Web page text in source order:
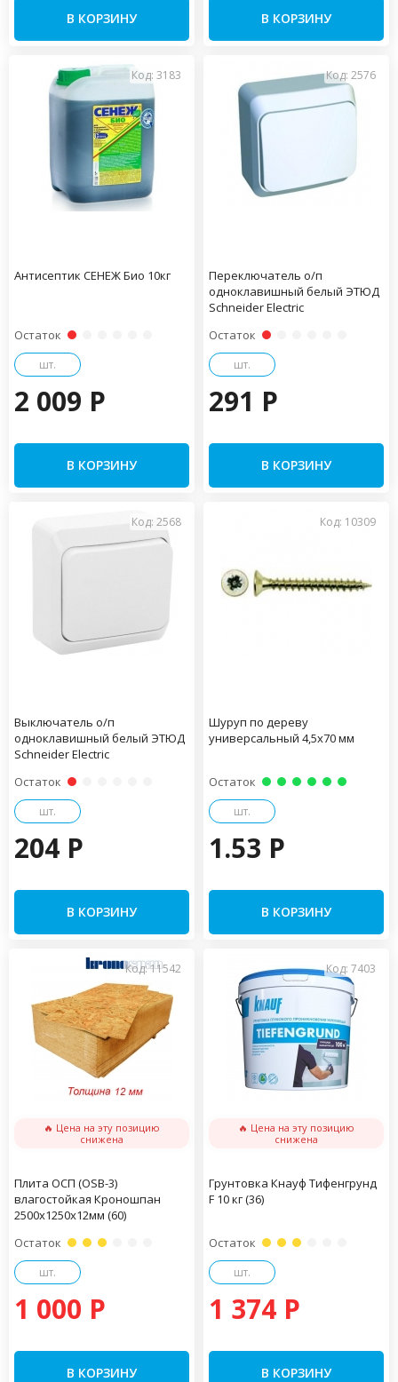
В КОРЗИНУ В КОРЗИНУ
Код: 3183
Антисептик СЕНЕЖ Био 10кг
Остаток
шт.
2 009 P
В КОРЗИНУ
Код: 2576
Переключатель о/п
одноклавишный белый ЭТЮД
Schneider Electric
Остаток
шт.
291 P
В КОРЗИНУ
Код: 2568
Выключатель о/п
одноклавишный белый ЭТЮД
Schneider Electric
Остаток
шт.
204 P
В КОРЗИНУ
Код: 10309
Шуруп по дереву
универсальный 4,5х70 мм
Остаток
шт.
1.53 P
В КОРЗИНУ
Код: 11542
🔥 Цена на эту позицию
снижена
Плита ОСП (OSB-3)
влагостойкая Кроношпан
2500х1250х12мм (60)
Остаток
шт.
1 000 P
В КОРЗИНУ
Код: 7403
🔥 Цена на эту позицию
снижена
Грунтовка Кнауф Тифенгрунд
F 10 кг (36)
Остаток
шт.
1 374 P
В КОРЗИНУ